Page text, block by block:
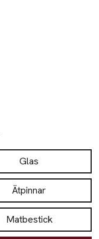
Glas
Ätpinnar
Matbestick